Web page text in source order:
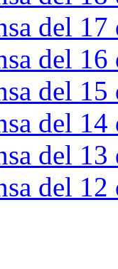
del
del
del
del
del
del